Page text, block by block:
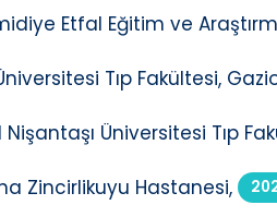
Etfal Eğitim ve
Tıp Fakültesi,
Üniversitesi Tıp
Zincirlikuyu Hastanesi,